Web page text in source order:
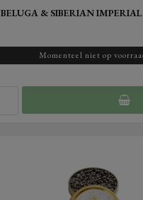
BELUGA & SIBERIAN
Momenteel niet op